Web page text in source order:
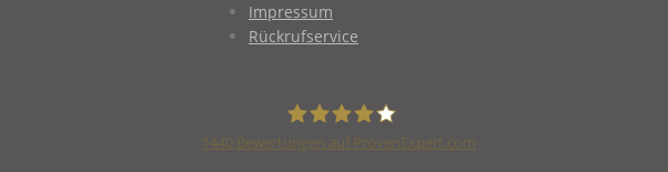
Impressum
Rückrufservice
1440 Bewertungen auf ProvenExpert.com